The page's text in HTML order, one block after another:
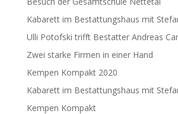
Kabarett im Bestattungshaus mit
Ulli Potofski trifft Bestatter Andreas
Zwei starke Firmen in einer Hand
Kempen Kompakt 2020
Kabarett im Bestattungshaus mit
Kempen Kompakt